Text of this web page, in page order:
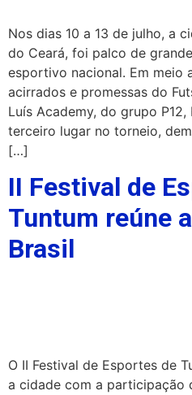
Nos dias 10 a 13 de julho, a
do Ceará, foi palco de
esportivo nacional. Em meio
acirrados e promessas do
Luís Academy, do grupo
terceiro lugar no torneio,
[…]
II Festival de
Tuntum reúne
Brasil
O II Festival de Esportes de
a cidade com a participação